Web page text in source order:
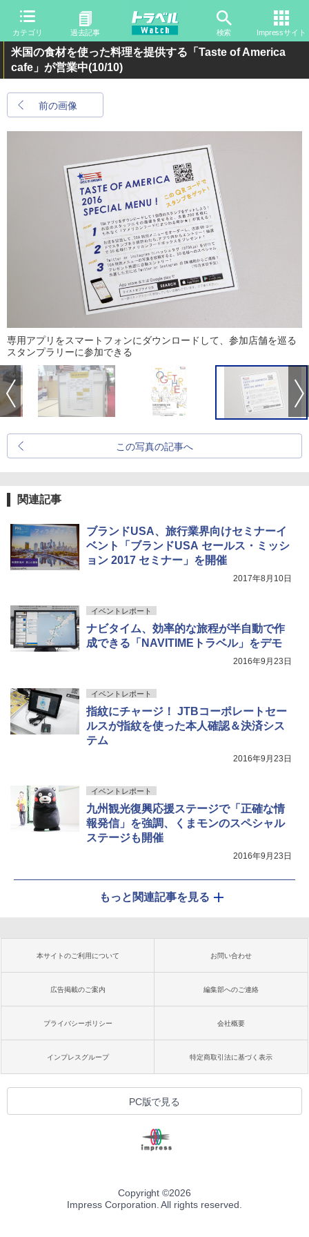
カテゴリ 過去記事 検索 Impressサイト
米国の食材を使った料理を提供する「Taste of America
cafe」が営業中(10/10)
前の画像
専用アプリをスマートフォンにダウンロードして、参加店舗を巡る
スタンプラリーに参加できる
この写真の記事へ
関連記事
ブランドUSA、旅行業界向けセミナーイ
ベント「ブランドUSA セールス・ミッシ
ョン 2017 セミナー」を開催
2017年8月10日
イベントレポート
ナビタイム、効率的な旅程が半自動で作
成できる「NAVITIMEトラベル」をデモ
2016年9月23日
イベントレポート
指紋にチャージ！ JTBコーポレートセー
ルスが指紋を使った本人確認＆決済シス
テム
2016年9月23日
イベントレポート
九州観光復興応援ステージで「正確な情
報発信」を強調、くまモンのスペシャル
ステージも開催
2016年9月23日
もっと関連記事を見る
本サイトのご利用について お問い合わせ
広告掲載のご案内 編集部へのご連絡
プライバシーポリシー 会社概要
インプレスグループ 特定商取引法に基づく表示
PC版で見る
Copyright ©2026
Impress Corporation. All rights reserved.